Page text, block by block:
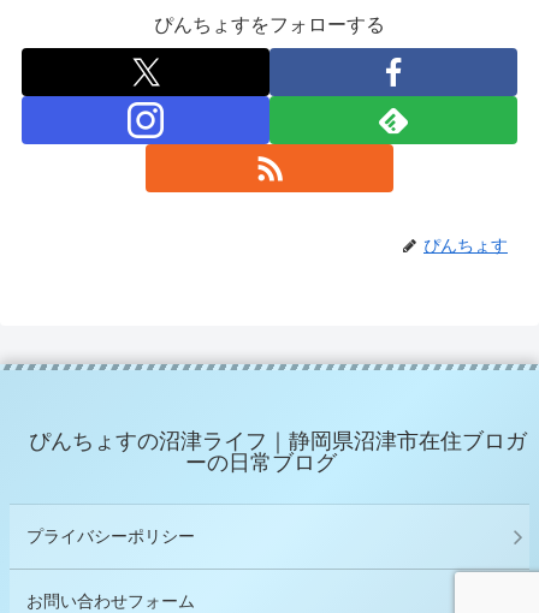
ぴんちょすをフォローする
ぴんちょす
ぴんちょすの沼津ライフ｜静岡県沼津市在住ブロガ
ーの日常ブログ
プライバシーポリシー
お問い合わせフォーム